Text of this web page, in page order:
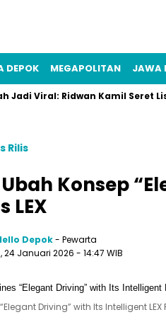
DEPOK MEGAPOLITAN JAWA
Jadi Viral: Ridwan Kamil Seret
Rilis
Ubah Konsep
LEX
Depok- Pewarta
24 Januari 2026 - 14:47 WIB
“Elegant Driving” with Its Intelligent